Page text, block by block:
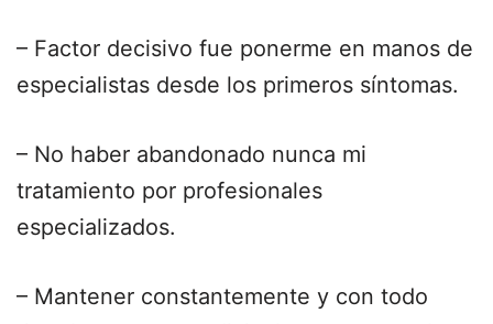
– Factor decisivo fue ponerme en manos de
especialistas desde los primeros síntomas.
– No haber abandonado nunca mi
tratamiento por profesionales
especializados.
– Mantener constantemente y con todo